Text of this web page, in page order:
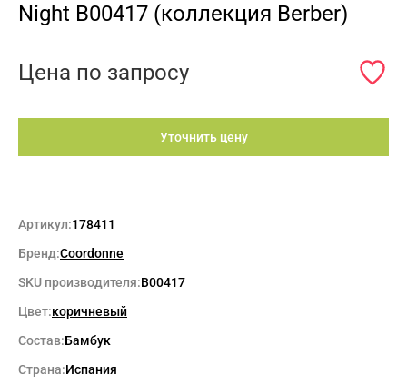
Night B00417 (коллекция Berber)
Цена по запросу
Уточнить цену
Артикул:178411
Бренд:Coordonne
SKU производителя:B00417
Цвет:коричневый
Состав:Бамбук
Страна:Испания